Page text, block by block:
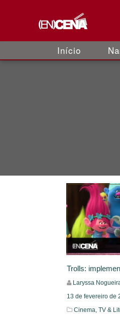
Início
Trolls:
Laryssa
13 de fevereiro de
Cinema, TV &